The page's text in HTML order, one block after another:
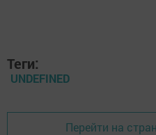
Теги:
UNDEFINED
Перейти на